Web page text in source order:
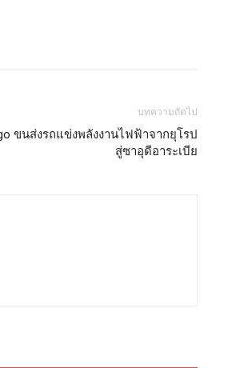
บทความถัดไป
ขนส่งรถแข่งพลังงานไฟฟ้าจากยุโรป
สู่ซาอุดีอาระเบีย